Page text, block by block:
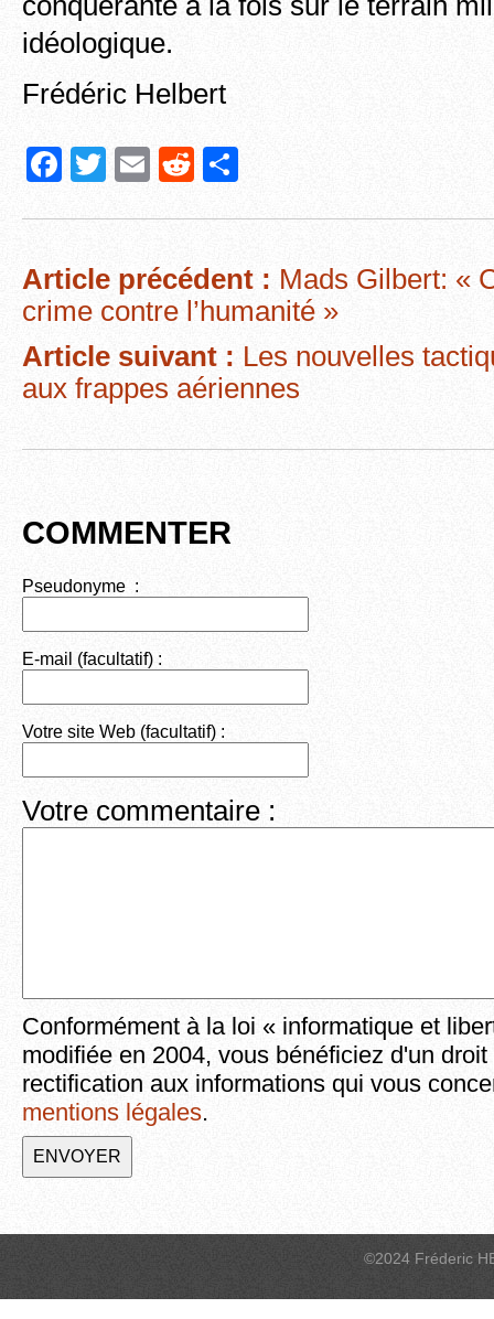
idéologique.
Frédéric Helbert
F
e
b
o
o
k
T
er
E
R
di
t
g
er
Article précédent : Mads Gilbert: «
crime contre l’humanité »
Article suivant : Les nouvelles
aux frappes aériennes
COMMENTER
Pseudonyme :
E-mail (facultatif) :
Votre site Web (facultatif) :
Votre commentaire :
Conformément à la loi « informatique et
modifiée en 2004, vous bénéficiez d'un
rectification aux informations qui vous
mentions légales.
©2024 Fréderic